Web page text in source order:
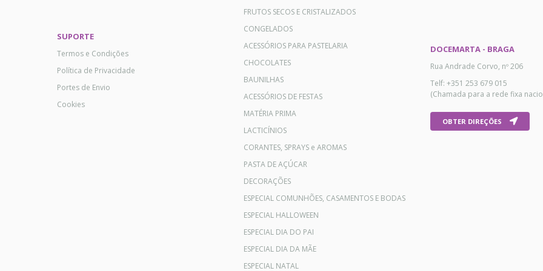
SUPORTE
Termos e Condições
Política de Privacidade
Portes de Envio
Cookies
FRUTOS SECOS E CRISTALIZADOS
CONGELADOS
ACESSÓRIOS PARA PASTELARIA
CHOCOLATES
BAUNILHAS
ACESSÓRIOS DE FESTAS
MATÉRIA PRIMA
LACTICÍNIOS
CORANTES, SPRAYS e AROMAS
PASTA DE AÇÚCAR
DECORAÇÕES
ESPECIAL COMUNHÕES, CASAMENTOS E BODAS
ESPECIAL HALLOWEEN
ESPECIAL DIA DO PAI
ESPECIAL DIA DA MÃE
ESPECIAL NATAL
DOCEMARTA - BRAGA
Rua Andrade Corvo, nº 206
Telf: +351 253 679 015
(Chamada para a rede fixa
OBTER DIREÇÕES